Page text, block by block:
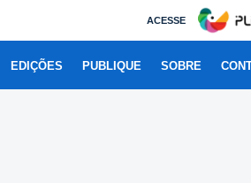
ACESSE
EDIÇÕES PUBLIQUE SOBRE